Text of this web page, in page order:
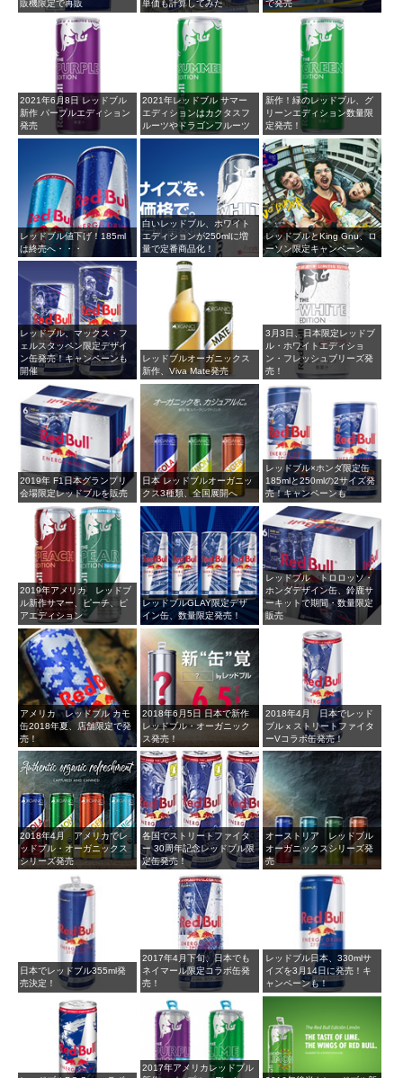
販機限定で再販 単価も計算してみた で発売
2021年6月8日 レッドブル
新作 パープルエディション
発売
2021年レッドブル サマー
エディションはカクタスフ
ルーツやドラゴンフルーツ
新作！緑のレッドブル、グ
リーンエディション数量限
定発売！
レッドブル値下げ！185ml
は終売へ・・・
白いレッドブル、ホワイト
エディションが250mlに増
量で定番商品化！
レッドブルとKing Gnu、ロ
ーソン限定キャンペーン
レッドブル、マックス・フ
ェルスタッペン限定デザイ
ン缶発売！キャンペーンも
開催
レッドブルオーガニックス
新作、Viva Mate発売
3月3日、日本限定レッドブ
ル・ホワイトエディショ
ン・フレッシュブリーズ発
売！
2019年 F1日本グランプリ
会場限定レッドブルを販売
日本 レッドブルオーガニッ
クス3種類、全国展開へ
レッドブル×ホンダ限定缶
185mlと250mlの2サイズ発
売！キャンペーンも
2019年アメリカ レッドブ
ル新作サマー、ピーチ、ピ
アエディション
レッドブルGLAY限定デザ
イン缶、数量限定発売！
レッドブル トロロッソ・
ホンダデザイン缶、鈴鹿サ
ーキットで期間・数量限定
販売
アメリカ レッドブル カモ
缶2018年夏、店舗限定で発
売！
2018年6月5日 日本で新作
レッドブル・オーガニック
ス発売！
2018年4月 日本でレッド
ブル x ストリートファイタ
ーVコラボ缶発売！
2018年4月 アメリカでレ
ッドブル・オーガニックス
シリーズ発売
各国でストリートファイタ
ー 30周年記念レッドブル限
定缶発売！
オーストリア レッドブル
オーガニックスシリーズ発
売
日本でレッドブル355ml発
売決定！
2017年4月下旬、日本でも
ネイマール限定コラボ缶発
売！
レッドブル日本、330mlサ
イズを3月14日に発売！キ
ャンペーンも！
2017年アメリカレッドブル